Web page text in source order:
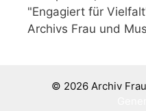
© 2026 Archiv